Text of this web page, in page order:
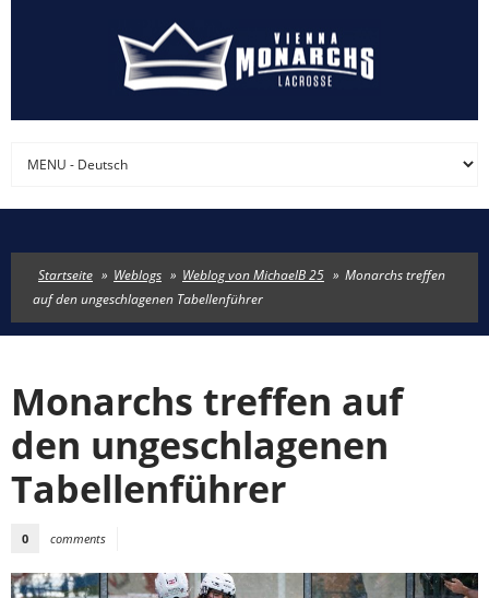
Startseite » Weblogs » Weblog von MichaelB 25 » Monarchs treffen
auf den ungeschlagenen Tabellenführer
Monarchs treffen auf
den ungeschlagenen
Tabellenführer
0 comments